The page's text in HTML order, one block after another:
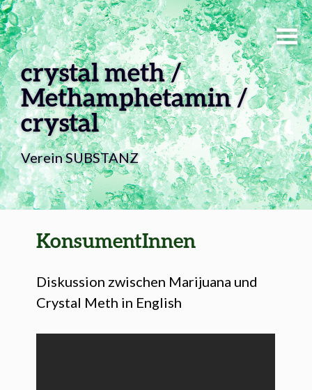
crystal meth /
Methamphetamin /
crystal
Verein SUBSTANZ
Skip to content
KonsumentInnen
Diskussion zwischen Marijuana und
Crystal Meth in English